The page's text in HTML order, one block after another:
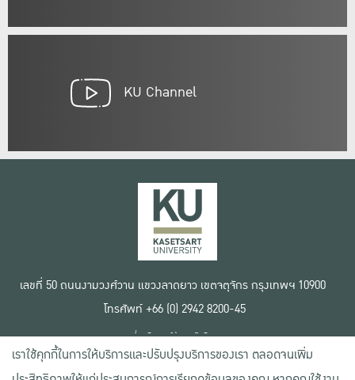
KU Channel
เลขที่ 50 ถนนงามวงศ์วาน แขวงลาดยาว เขตจตุจักร กรุงเทพฯ 10900
โทรศัพท์ +66 (0) 2942 8200-45
เงื่อนไขการใช้งานเว็บไซต์
ข้อตกลงด้านสิทธิ์ใช้งาน
นโยบายความเป็นส่วนตัว
เราใช้คุกกี้ในการให้บริการและปรับปรุงบริการของเรา ตลอดจนเพิ่ม